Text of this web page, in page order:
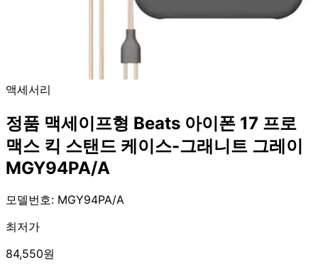
액세서리
정품 맥세이프형 Beats 아이폰 17 프로
맥스 킥 스탠드 케이스-그래니트 그레이
MGY94PA/A
모델번호: MGY94PA/A
최저가
84,550원